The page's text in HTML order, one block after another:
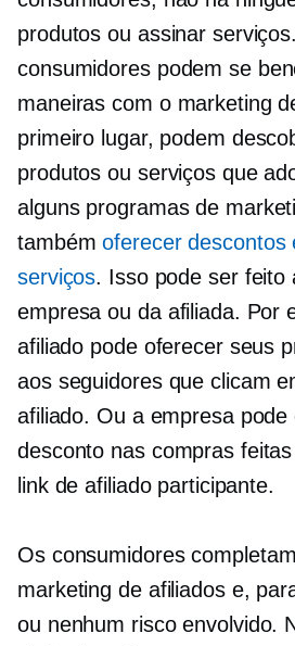
produtos ou assinar
consumidores podem se
maneiras com o marketing
primeiro lugar, podem
produtos ou serviços que
alguns programas de
tambémoferecer descontos
serviços. Isso pode ser feito
empresa ou da afiliada. Por
afiliado pode oferecer seus
aos seguidores que clicam
afiliado. Ou a empresa pode
desconto nas compras
link de afiliado participante.
Os consumidores
marketing de afiliados e,
ou nenhum risco envolvido.